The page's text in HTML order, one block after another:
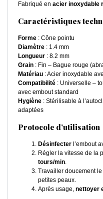
Fabriqué en acier inoxydable
Caractéristiques
Forme : Cône pointu
Diamètre : 1.4 mm
Longueur : 8.2 mm
Grain : Fin – Bague rouge
Matériau : Acier inoxydable
Compatibilité : Universelle –
avec embout standard
Hygiène : Stérilisable à
adaptées
Protocole d’utilisation
Désinfecter l’embout
Régler la vitesse de la
tours/min.
Travailler doucement
petites peaux.
Après usage, nettoyer